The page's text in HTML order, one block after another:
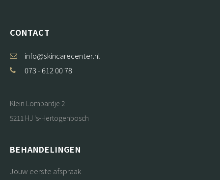
CONTACT
info@skincarecenter.nl
073 - 612 00 78
Klein Lombardje 2
5211 HJ 's-Hertogenbosch
BEHANDELINGEN
Jouw eerste afspraak